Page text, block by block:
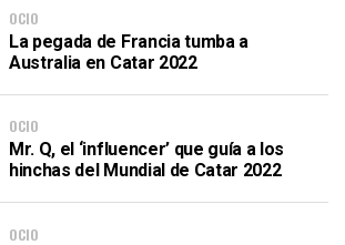
OCIO
La pegada de Francia tumba a
Australia en Catar 2022
OCIO
Mr. Q, el ‘influencer’ que guía a los
hinchas del Mundial de Catar 2022
OCIO